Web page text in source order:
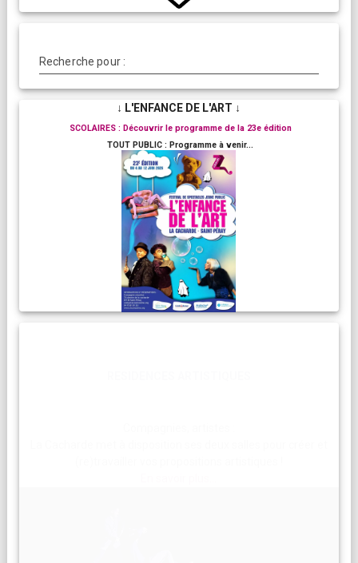
Recherche pour :
↓ L'ENFANCE DE L'ART ↓
SCOLAIRES : Découvrir le programme de la 23e édition
TOUT PUBLIC : Programme à venir...